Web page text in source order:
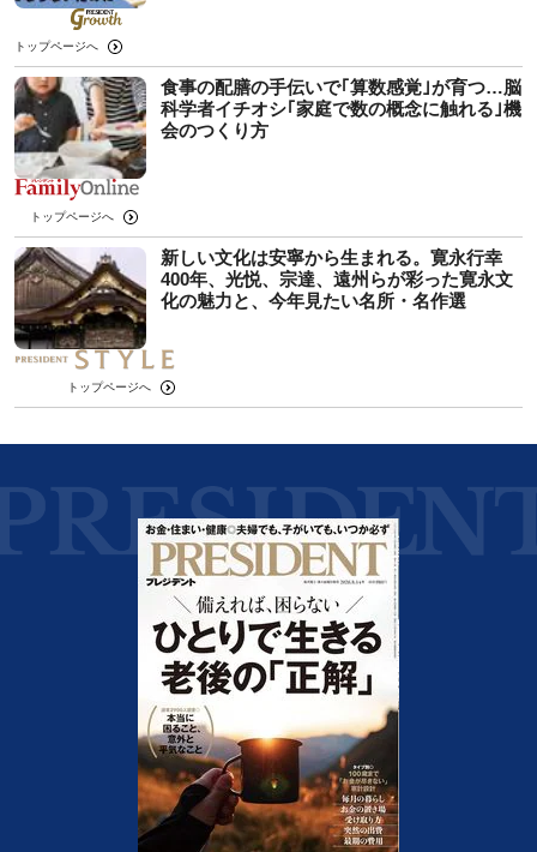
トップページへ
食事の配膳の手伝いで｢算数感覚｣が育つ…脳
科学者イチオシ｢家庭で数の概念に触れる｣機
会のつくり方
トップページへ
新しい文化は安寧から生まれる。寛永行幸
400年、光悦、宗達、遠州らが彩った寛永文
化の魅力と、今年見たい名所・名作選
トップページへ